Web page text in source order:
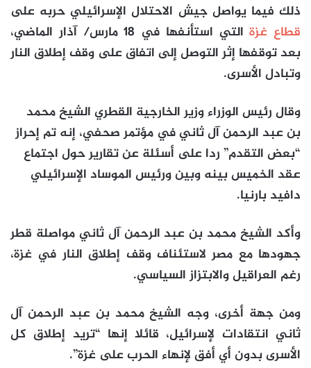
ذلك فيما يواصل جيش الاحتلال الإسرائيلي حربه على
قطاع غزة
التي استأنفها في 18 مارس/ آذار الماضي،
بعد توقفها إثر التوصل إلى اتفاق على وقف إطلاق النار
وتبادل الأسرى.
وقال رئيس الوزراء وزير الخارجية القطري الشيخ محمد
بن عبد الرحمن آل ثاني في مؤتمر صحفي، إنه تم إحراز
“بعض التقدم” ردا على أسئلة عن تقارير حول اجتماع
عقد الخميس بينه وبين ورئيس الموساد الإسرائيلي
دافيد بارنيا.
وأكد الشيخ محمد بن عبد الرحمن آل ثاني مواصلة قطر
جهودها مع مصر لاستئناف وقف إطلاق النار في غزة،
رغم العراقيل والابتزاز السياسي.
ومن جهة أخرى، وجه الشيخ محمد بن عبد الرحمن آل
ثاني انتقادات لإسرائيل، قائلا إنها “تريد إطلاق كل
الأسرى بدون أي أفق لإنهاء الحرب على غزة”.